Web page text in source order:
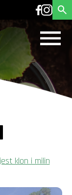
klon i milin